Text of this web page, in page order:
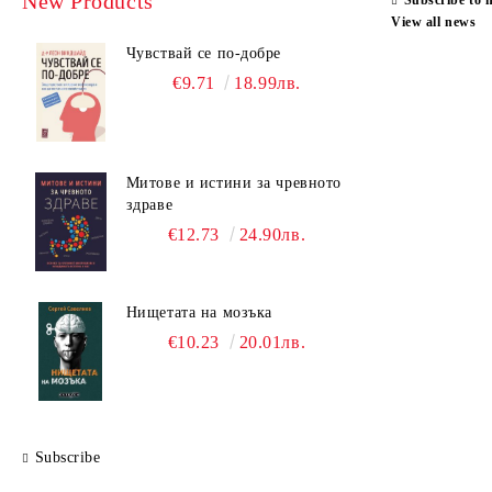
Чувствай се по-добре
€9.71 18.99лв.
Митове и истини за чревното
здраве
€12.73 24.90лв.
Нищетата на мозъка
€10.23 20.01лв.
Subscribe
View all news